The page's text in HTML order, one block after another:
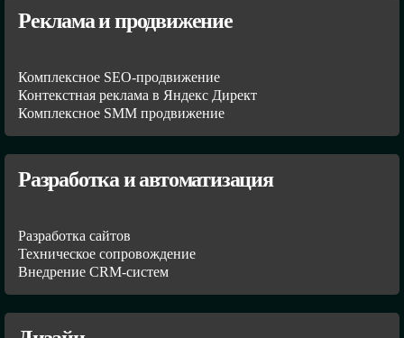
Реклама и продвижение
Комплексное SEO-продвижение
Контекстная реклама в Яндекс Директ
Комплексное SMM продвижение
Разработка и автоматизация
Разработка сайтов
Техническое сопровождение
Внедрение CRM-систем